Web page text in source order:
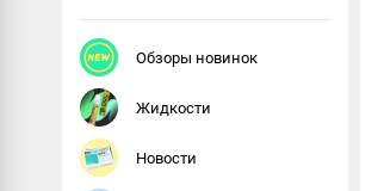
Обзоры новинок
Жидкости
Новости